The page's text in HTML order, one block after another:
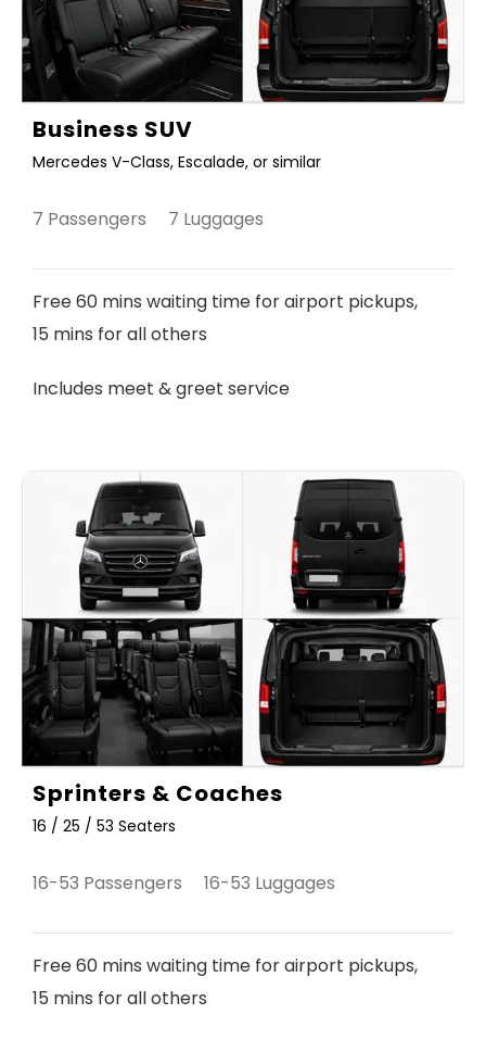
Business SUV
Mercedes V-Class, Escalade, or similar
7 Passengers 7 Luggages
Free 60 mins waiting time for airport pickups,
15 mins for all others
Includes meet & greet service
Sprinters & Coaches
16 / 25 / 53 Seaters
16-53 Passengers 16-53 Luggages
Free 60 mins waiting time for airport pickups,
15 mins for all others